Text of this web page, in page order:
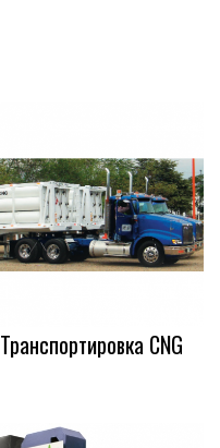
Транспортировка CNG